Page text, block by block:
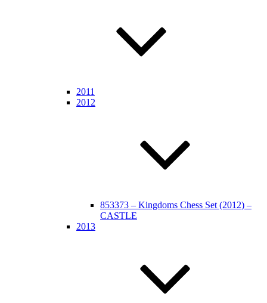
2011
2012
853373 – Kingdoms Chess Set (2012) –
CASTLE
2013